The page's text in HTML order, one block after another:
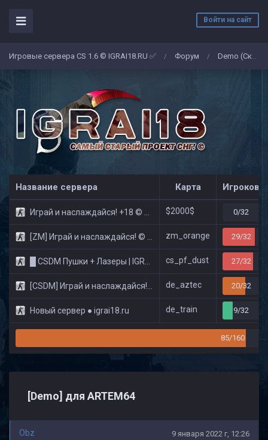
Войти на сайт
Игровые сервера CS 1.6 © IGRAI18.RU ✅ / Форум / Demo (Скриншоты)
Название сервера Карта Игроков
Играй и наслаждайся! +18 © Public $2000$ 0/32
[ZM] Играй и наслаждайся! © Zombie Show zm_orange 29/32
█ CSDM Пушки + Лазеры | IGRAI18.RU ツ █ cs_pf_dust 27/32
[CSDM] Играй и наслаждайся! © Classic de_aztec 20/32
Новый сервер ● igrai18.ru de_train 9/32
85/160
[Demo] для ARTEM64
Obz 9 января 2022 г, 12:26